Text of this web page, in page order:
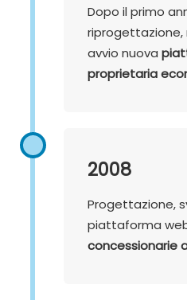
Dopo il primo
riprogettazione,
avvio nuova
proprietaria
2008
Progettazione,
piattaforma
concessionarie